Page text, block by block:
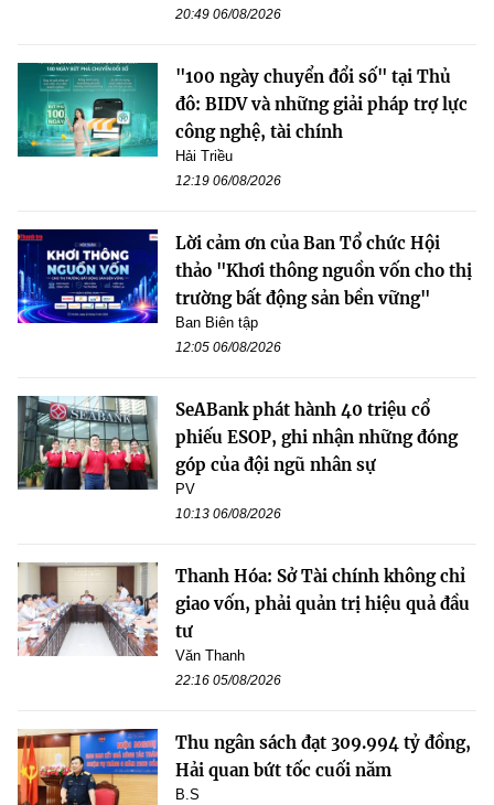
20:49 06/08/2026
"100 ngày chuyển đổi số" tại Thủ
đô: BIDV và những giải pháp trợ lực
công nghệ, tài chính
Hải Triều
12:19 06/08/2026
Lời cảm ơn của Ban Tổ chức Hội
thảo "Khơi thông nguồn vốn cho thị
trường bất động sản bền vững"
Ban Biên tập
12:05 06/08/2026
SeABank phát hành 40 triệu cổ
phiếu ESOP, ghi nhận những đóng
góp của đội ngũ nhân sự
PV
10:13 06/08/2026
Thanh Hóa: Sở Tài chính không chỉ
giao vốn, phải quản trị hiệu quả đầu
tư
Văn Thanh
22:16 05/08/2026
Thu ngân sách đạt 309.994 tỷ đồng,
Hải quan bứt tốc cuối năm
B.S